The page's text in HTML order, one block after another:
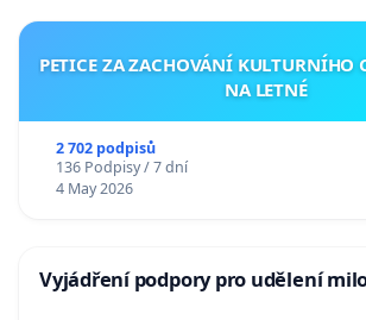
PETICE ZA ZACHOVÁNÍ KULTURNÍHO
NA LETNÉ
2 702 podpisů
136 Podpisy / 7 dní
4 May 2026
Vyjádření podpory pro udělení